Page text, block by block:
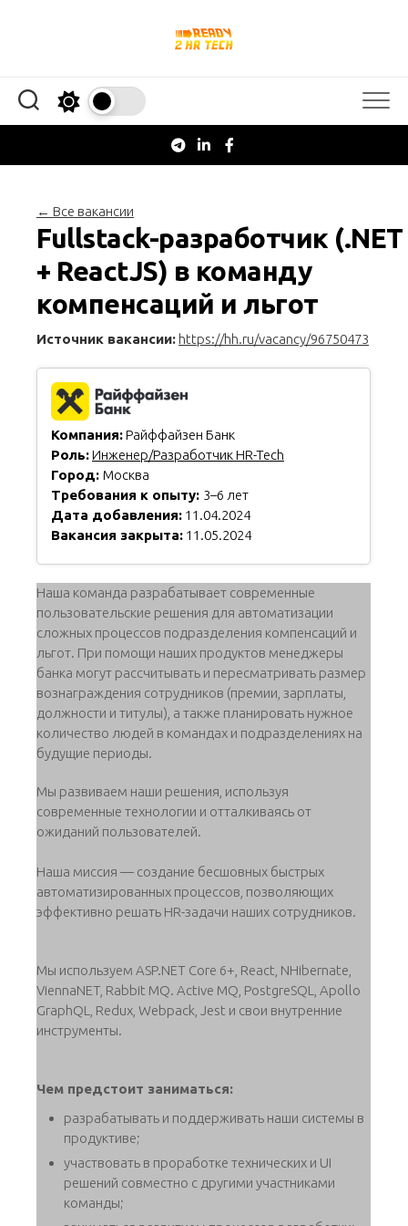
← Все вакансии
Fullstack-разработчик (.NET
+ ReactJS) в команду
компенсаций и льгот
Источник вакансии: https://hh.ru/vacancy/96750473
Компания:Райффайзен Банк
Роль:Инженер/Разработчик HR-Tech
Город: Москва
Требования к опыту: 3–6 лет
Дата добавления: 11.04.2024
Вакансия закрыта: 11.05.2024
Наша команда разрабатывает современные
пользовательские решения для автоматизации
сложных процессов подразделения компенсаций и
льгот. При помощи наших продуктов менеджеры
банка могут рассчитывать и пересматривать размер
вознаграждения сотрудников (премии, зарплаты,
должности и титулы), а также планировать нужное
количество людей в командах и подразделениях на
будущие периоды.
Мы развиваем наши решения, используя
современные технологии и отталкиваясь от
ожиданий пользователей.
Наша миссия — создание бесшовных быстрых
автоматизированных процессов, позволяющих
эффективно решать HR-задачи наших сотрудников.
Мы используем ASP.NET Core 6+, React, NHibernate,
ViennaNET, Rabbit MQ. Active MQ, PostgreSQL, Apollo
GraphQL, Redux, Webpack, Jest и свои внутренние
инструменты.
Чем предстоит заниматься:
разрабатывать и поддерживать наши системы в
продуктиве;
участвовать в проработке технических и UI
решений совместно с другими участниками
команды;